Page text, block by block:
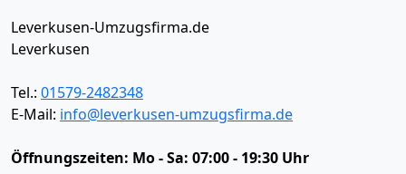
Leverkusen-Umzugsfirma.de
Leverkusen
Tel.: 01579-2482348
E-Mail: info@leverkusen-umzugsfirma.de
Öffnungszeiten: Mo - Sa: 07:00 - 19:30 Uhr